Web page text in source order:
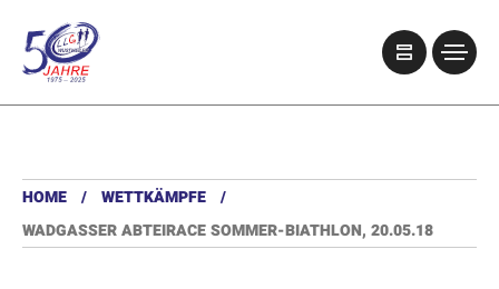
HOME
WETTKÄMPFE
WADGASSER ABTEIRACE SOMMER-BIATHLON, 20.05.18